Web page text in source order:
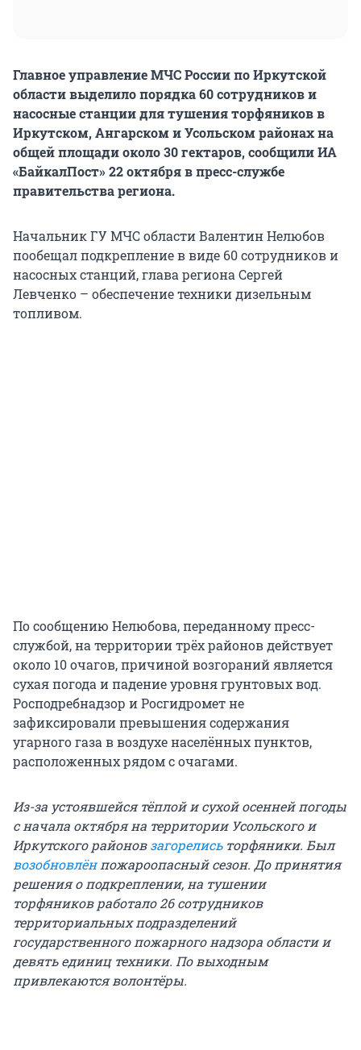
Главное управление МЧС России по Иркутской
области выделило порядка 60 сотрудников и
насосные станции для тушения торфяников в
Иркутском, Ангарском и Усольском районах на
общей площади около 30 гектаров, сообщили ИА
«БайкалПост» 22 октября в пресс-службе
правительства региона.
Начальник ГУ МЧС области Валентин Нелюбов
пообещал подкрепление в виде 60 сотрудников и
насосных станций, глава региона Сергей
Левченко – обеспечение техники дизельным
топливом.
По сообщению Нелюбова, переданному пресс-
службой, на территории трёх районов действует
около 10 очагов, причиной возгораний является
сухая погода и падение уровня грунтовых вод.
Росподребнадзор и Росгидромет не
зафиксировали превышения содержания
угарного газа в воздухе населённых пунктов,
расположенных рядом с очагами.
Из-за устоявшейся тёплой и сухой осенней погоды
с начала октября на территории Усольского и
Иркутского районовзагорелисьторфяники. Был
возобновлёнпожароопасный сезон. До принятия
решения о подкреплении, на тушении
торфяников работало 26 сотрудников
территориальных подразделений
государственного пожарного надзора области и
девять единиц техники. По выходным
привлекаются волонтёры.